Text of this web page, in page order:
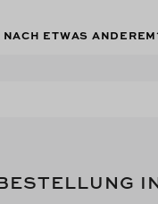
ETWAS